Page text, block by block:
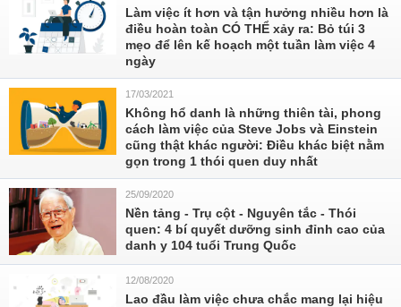
Làm việc ít hơn và tận hưởng nhiều hơn là
điều hoàn toàn CÓ THỂ xảy ra: Bỏ túi 3
mẹo để lên kế hoạch một tuần làm việc 4
ngày
17/03/2021
Không hổ danh là những thiên tài, phong
cách làm việc của Steve Jobs và Einstein
cũng thật khác người: Điều khác biệt nằm
gọn trong 1 thói quen duy nhất
25/09/2020
Nền tảng - Trụ cột - Nguyên tắc - Thói
quen: 4 bí quyết dưỡng sinh đỉnh cao của
danh y 104 tuổi Trung Quốc
12/08/2020
Lao đầu làm việc chưa chắc mang lại hiệu